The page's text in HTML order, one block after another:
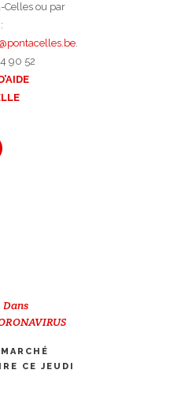
Celles ou par
.
90 52
Dans
CE JEUDI